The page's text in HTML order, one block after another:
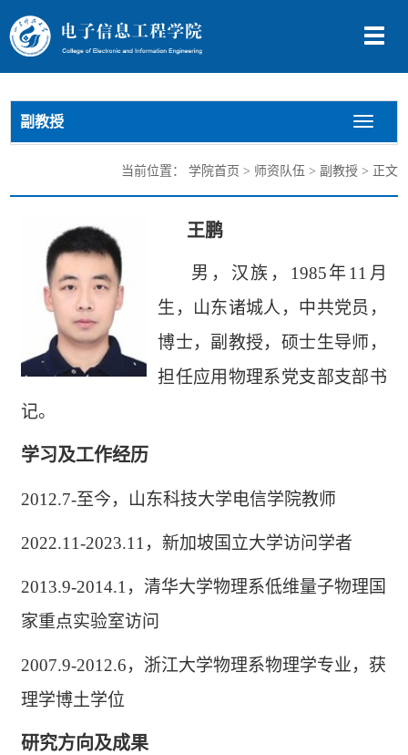
切
导
副教授
切
换
航
当前位置： 学院首页 > 师资队伍 > 副教授> 正文
王鹏
男，汉族， 1985年11月
生，山东诸城人，中共党员，
博士，副教授，硕士生导师，
担任应用物理系党支部支部书
记。
学习及工作经历
2012.7-至今，山东科技大学电信学院教师
2022.11-2023.11，新加坡国立大学访问学者
2013.9-2014.1，清华大学物理系低维量子物理国
家重点实验室访问
2007.9-2012.6，浙江大学物理系物理学专业，获
理学博土学位
研究方向及成果